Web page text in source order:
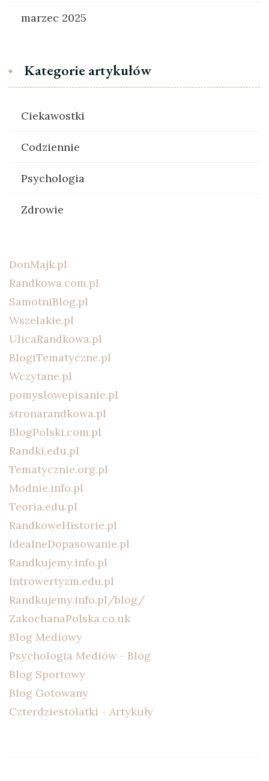
marzec 2025
Kategorie artykułów
Ciekawostki
Codziennie
Psychologia
Zdrowie
DonMajk.pl
Randkowa.com.pl
SamotniBlog.pl
Wszelakie.pl
UlicaRandkowa.pl
BlogiTematyczne.pl
Wczytane.pl
pomyslowepisanie.pl
stronarandkowa.pl
BlogPolski.com.pl
Randki.edu.pl
Tematycznie.org.pl
Modnie.info.pl
Teoria.edu.pl
RandkoweHistorie.pl
IdealneDopasowanie.pl
Randkujemy.info.pl
Introwertyzm.edu.pl
Randkujemy.info.pl/blog/
ZakochanaPolska.co.uk
Blog Mediowy
Psychologia Mediów - Blog
Blog Sportowy
Blog Gotowany
Czterdziestolatki - Artykuły